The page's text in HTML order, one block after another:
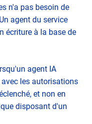
n'a pas besoin de
agent du service
écriture à la base de
agent IA
les autorisations
et non en
disposant d'un